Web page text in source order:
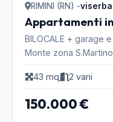
RIMINI (RN) -
Appartamenti
BILOCALE + garage
Monte zona
ascensore.arredato
43 mq
2 vani
150.000 €